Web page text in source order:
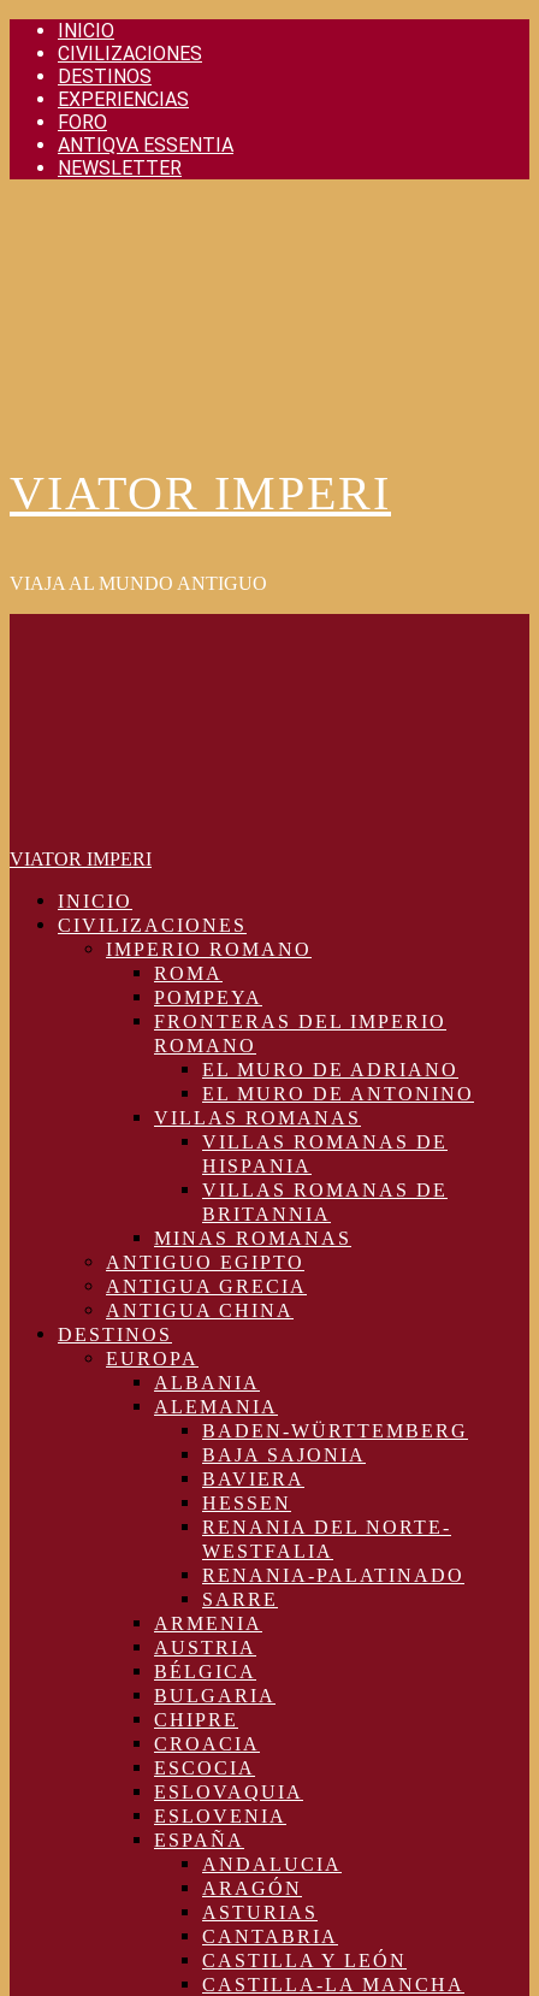
Skip
content
INICIO
CIVILIZACIONES
DESTINOS
EXPERIENCIAS
FORO
ANTIQVA ESSENTIA
NEWSLETTER
VIATOR IMPERI
VIAJA AL MUNDO ANTIGUO
VIATOR IMPERI
INICIO
CIVILIZACIONES
IMPERIO ROMANO
ROMA
POMPEYA
FRONTERAS DEL IMPERIO
ROMANO
EL MURO DE ADRIANO
EL MURO DE ANTONINO
VILLAS ROMANAS
VILLAS ROMANAS DE
HISPANIA
VILLAS ROMANAS DE
BRITANNIA
MINAS ROMANAS
ANTIGUO EGIPTO
ANTIGUA GRECIA
ANTIGUA CHINA
DESTINOS
EUROPA
ALBANIA
ALEMANIA
BADEN-WÜRTTEMBERG
BAJA SAJONIA
BAVIERA
HESSEN
RENANIA DEL NORTE-
WESTFALIA
RENANIA-PALATINADO
SARRE
ARMENIA
AUSTRIA
BÉLGICA
BULGARIA
CHIPRE
CROACIA
ESCOCIA
ESLOVAQUIA
ESLOVENIA
ESPAÑA
ANDALUCIA
ARAGÓN
ASTURIAS
CANTABRIA
CASTILLA Y LEÓN
CASTILLA-LA MANCHA